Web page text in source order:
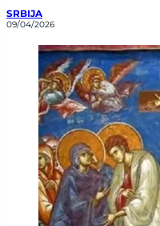
SRBIJA
09/04/2026